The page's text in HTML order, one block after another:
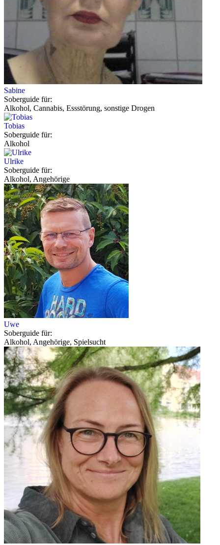
Sabine
Soberguide für:
Alkohol, Cannabis, Essstörung, sonstige Drogen
Tobias
Soberguide für:
Alkohol
Ulrike
Soberguide für:
Alkohol, Angehörige
Uwe
Soberguide für:
Alkohol, Angehörige, Spielsucht